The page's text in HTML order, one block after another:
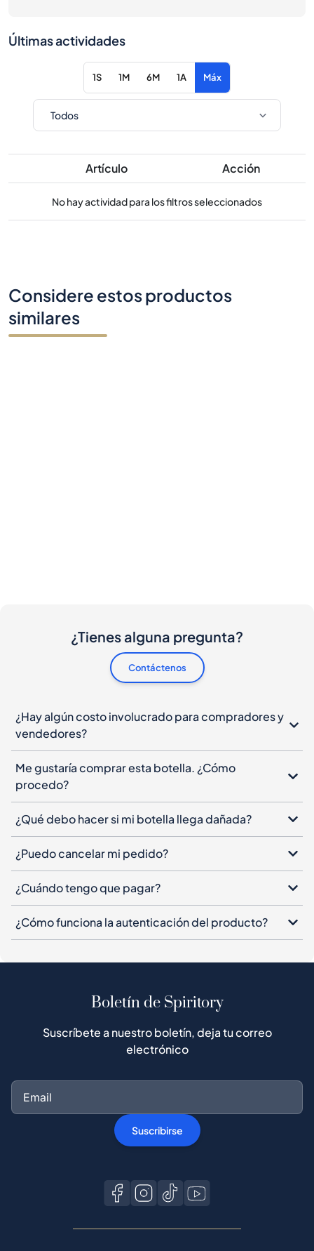
Últimas actividades
1S 1M 6M 1A Máx
Artículo Acción
No hay actividad para los filtros seleccionados
Considere estos productos
similares
¿Tienes alguna pregunta?
Contáctenos
¿Hay algún costo involucrado para compradores y
vendedores?
Me gustaría comprar esta botella. ¿Cómo
procedo?
¿Qué debo hacer si mi botella llega dañada?
¿Puedo cancelar mi pedido?
¿Cuándo tengo que pagar?
¿Cómo funciona la autenticación del producto?
Boletín de Spiritory
Suscríbete a nuestro boletín, deja tu correo
electrónico
Suscribirse